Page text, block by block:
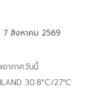
7 สิงหาคม 2569
ากาศวันนี้
30.8°C/27°C